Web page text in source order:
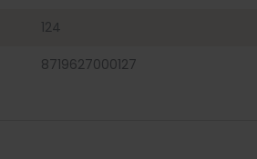
124
8719627000127